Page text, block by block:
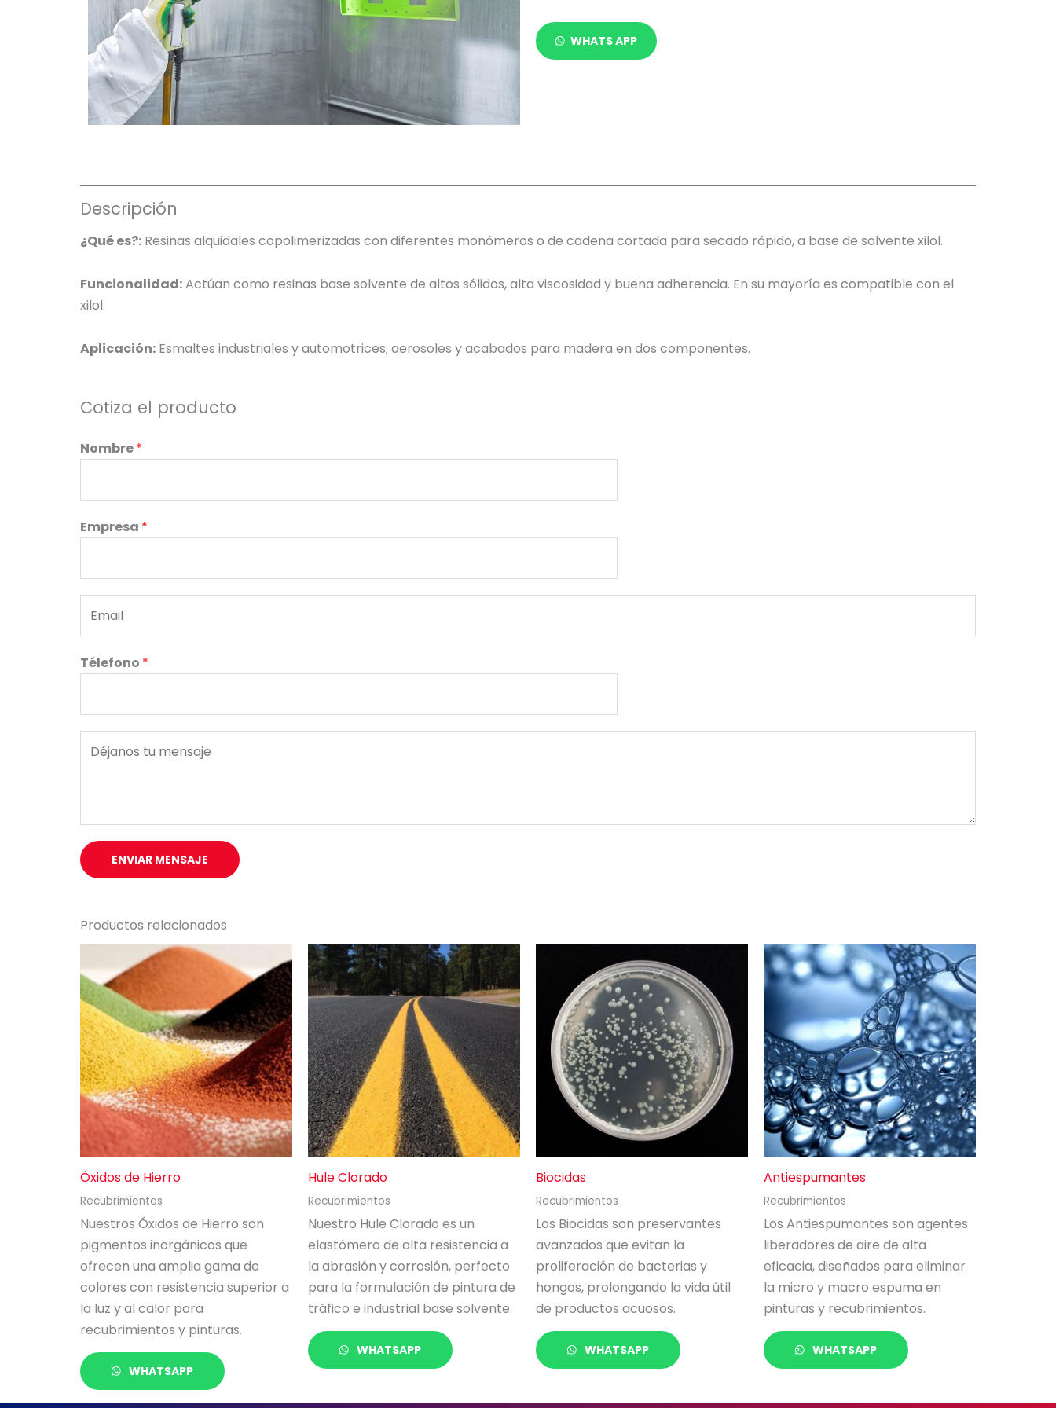
WHATS APP
Descripción
¿Qué es?: Resinas alquidales copolimerizadas con diferentes monómeros o de cadena cortada para secado rápido, a base de solvente xilol.
Funcionalidad:Actúan como resinas base solvente de altos sólidos, alta viscosidad y buena adherencia. En su mayoría es compatible con el
xilol.
Aplicación: Esmaltes industriales y automotrices; aerosoles y acabados para madera en dos componentes.
Cotiza el producto
Nombre*
Empresa *
m
*
Télefono *
a
j
e
ENVIAR MENSAJE
Productos relacionados
Óxidos de Hierro
Recubrimientos
Nuestros Óxidos de Hierro son
pigmentos inorgánicos que
ofrecen una amplia gama de
colores con resistencia superior a
la luz y al calor para
recubrimientos y pinturas.
WHATSAPP
Hule Clorado
Recubrimientos
Nuestro Hule Clorado es un
elastómero de alta resistencia a
la abrasión y corrosión, perfecto
para la formulación de pintura de
tráfico e industrial base solvente.
WHATSAPP
Biocidas
Recubrimientos
Los Biocidas son preservantes
avanzados que evitan la
proliferación de bacterias y
hongos, prolongando la vida útil
de productos acuosos.
WHATSAPP
Antiespumantes
Recubrimientos
Los Antiespumantes son agentes
liberadores de aire de alta
eficacia, diseñados para eliminar
la micro y macro espuma en
pinturas y recubrimientos.
WHATSAPP